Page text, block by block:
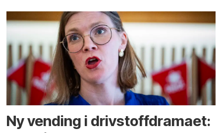
Ny vending i drivstoffdramaet: